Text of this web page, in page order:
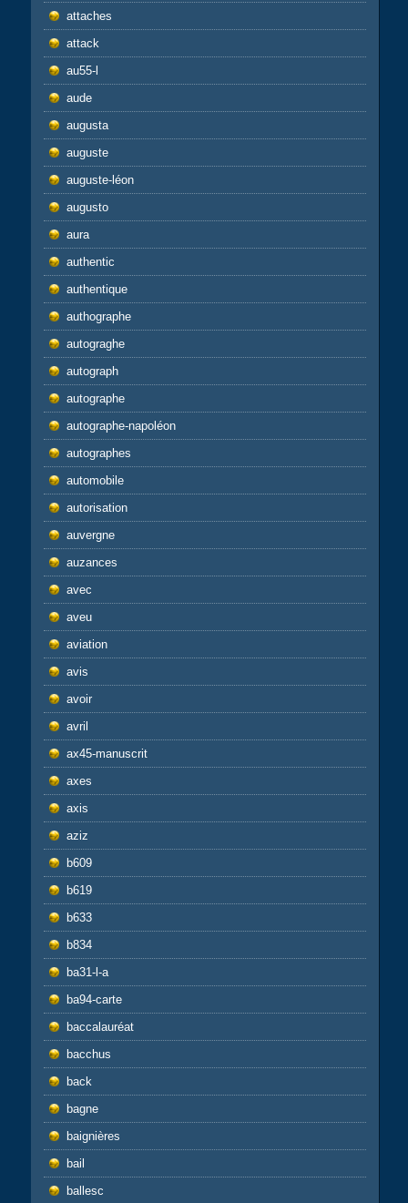
attaches
attack
au55-l
aude
augusta
auguste
auguste-léon
augusto
aura
authentic
authentique
authographe
autograghe
autograph
autographe
autographe-napoléon
autographes
automobile
autorisation
auvergne
auzances
avec
aveu
aviation
avis
avoir
avril
ax45-manuscrit
axes
axis
aziz
b609
b619
b633
b834
ba31-l-a
ba94-carte
baccalauréat
bacchus
back
bagne
baignières
bail
ballesc